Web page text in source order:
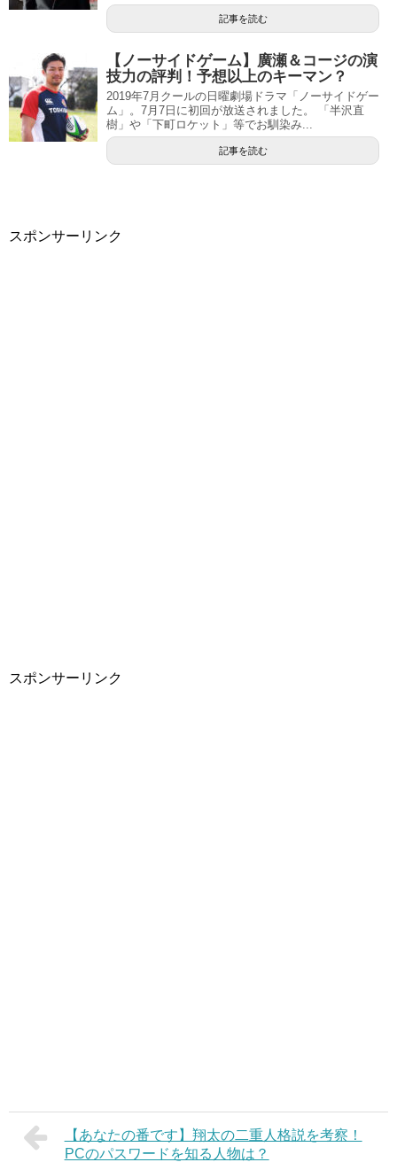
記事を読む
【ノーサイドゲーム】廣瀬＆コージの演
技力の評判！予想以上のキーマン？
2019年7月クールの日曜劇場ドラマ「ノーサイドゲー
ム」。7月7日に初回が放送されました。 「半沢直
樹」や「下町ロケット」等でお馴染み...
記事を読む
スポンサーリンク
スポンサーリンク
【あなたの番です】翔太の二重人格説を考察！
PCのパスワードを知る人物は？